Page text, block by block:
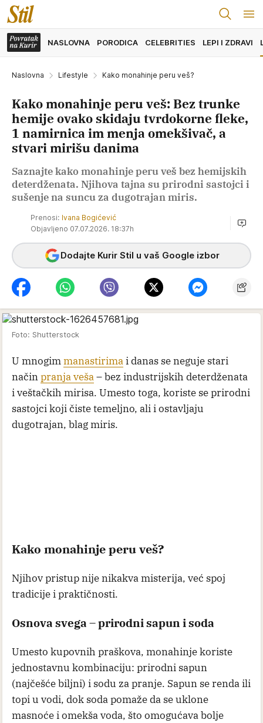
NASLOVNA PORODICA CELEBRITIES LEPI I ZDRAVI
Naslovna Lifestyle Kako monahinje peru veš?
Kako monahinje peru veš: Bez trunke
hemije ovako skidaju tvrdokorne fleke,
1 namirnica im menja omekšivač, a
stvari mirišu danima
Saznajte kako monahinje peru veš bez hemijskih
deterdženata. Njihova tajna su prirodni sastojci i
sušenje na suncu za dugotrajan miris.
Prenosi: Ivana Bogićević
Objavljeno 07.07.2026. 18:37h
Dodajte Kurir Stil u vaš Google izbor
Foto: Shutterstock
U mnogimmanastirimai danas se neguje stari
načinpranja veša– bez industrijskih deterdženata
i veštačkih mirisa. Umesto toga, koriste se prirodni
sastojci koji čiste temeljno, ali i ostavljaju
dugotrajan, blag miris.
Kako monahinje peru veš?
Njihov pristup nije nikakva misterija, već spoj
tradicije i praktičnosti.
Osnova svega – prirodni sapun i soda
Umesto kupovnih praškova, monahinje koriste
jednostavnu kombinaciju: prirodni sapun
(najčešće biljni) i sodu za pranje. Sapun se rendа ili
topi u vodi, dok soda pomaže da se uklone
masnoće i omekša voda, što omogućava bolje